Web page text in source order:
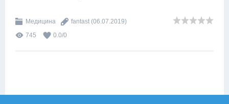
Медицина fantast (06.07.2019)
745
0.0/0